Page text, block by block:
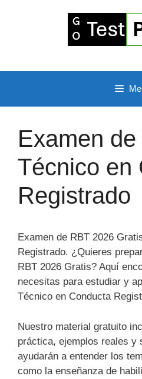
Examen
Técnico en
Registrado
Examen de RBT 2026
Registrado. ¿Quieres
RBT 2026 Gratis? Aquí
necesitas para estudiar y
Técnico en Conducta
Nuestro material gratuito
práctica, ejemplos reales y
ayudarán a entender los
como la enseñanza de